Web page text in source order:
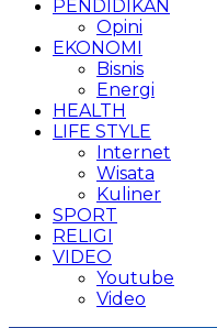
PENDIDIKAN
Opini
EKONOMI
Bisnis
Energi
HEALTH
LIFE STYLE
Internet
Wisata
Kuliner
SPORT
RELIGI
VIDEO
Youtube
Video